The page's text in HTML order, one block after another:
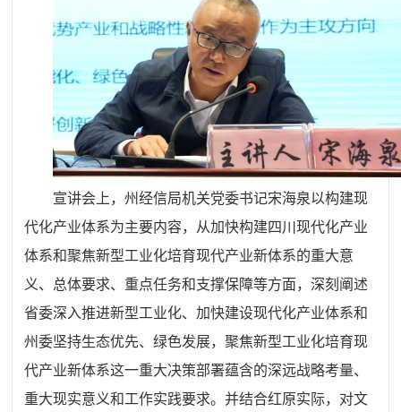
宣讲会上，州经信局机关党委书记宋海泉以构建现
代化产业体系为主要内容，从加快构建四川现代化产业
体系和聚焦新型工业化培育现代产业新体系的重大意
义、总体要求、重点任务和支撑保障等方面，深刻阐述
省委深入推进新型工业化、加快建设现代化产业体系和
州委坚持生态优先、绿色发展，聚焦新型工业化培育现
代产业新体系这一重大决策部署蕴含的深远战略考量、
重大现实意义和工作实践要求。并结合红原实际，对文